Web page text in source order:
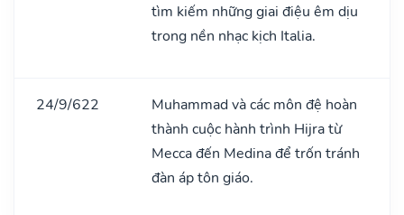
tìm kiếm những giai điệu êm dịu
trong nền nhạc kịch Italia.
24/9/622
Muhammad và các môn đệ hoàn
thành cuộc hành trình Hijra từ
Mecca đến Medina để trốn tránh
đàn áp tôn giáo.